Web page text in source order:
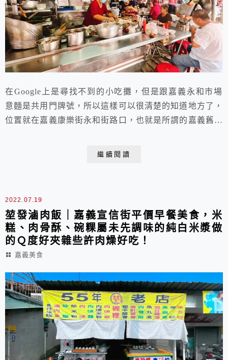
在Google上是尋找不到的小吃攤，但是跟嘉義永和市場
意麵是共用門牌號，所以這樣可以很清楚的知道地方了，
位置就在嘉義康樂街永和街路口，也就是所謂的嘉義舊魚
繼續閱讀
2022.07.19
堃發滷肉飯｜嘉義宣信街平價早餐美食，米
糕、肉骨酥、碗粿屬未先調味的純白米漿做
的Ｑ度好夾雜些許肉燥好吃！
嘉義美食